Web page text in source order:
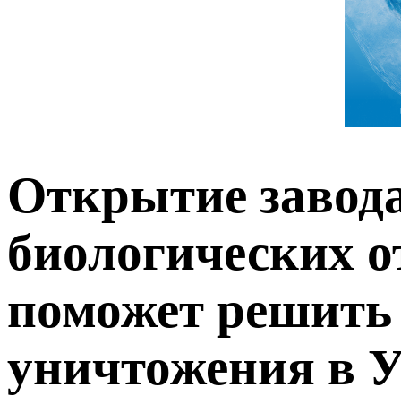
Открытие
биологических
поможет
уничтожения в